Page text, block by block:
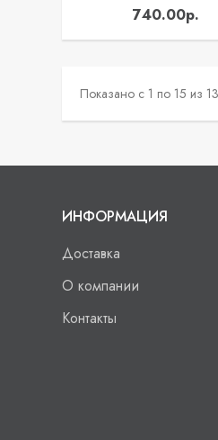
740.00р.
Показано с 1 по 15 из
ИНФОРМАЦИЯ
Доставка
О компании
Контакты